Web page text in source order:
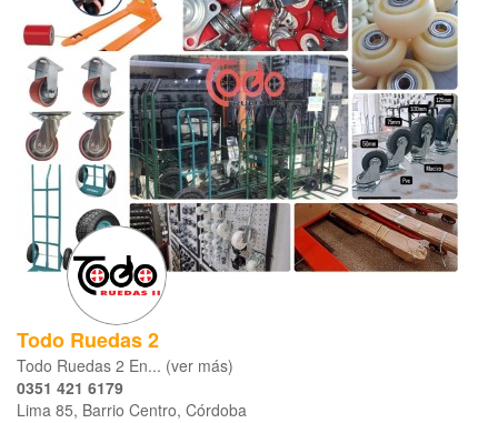
Todo Ruedas 2
Todo Ruedas 2 En... (ver más)
0351 421 6179
Lima 85, Barrio Centro, Córdoba